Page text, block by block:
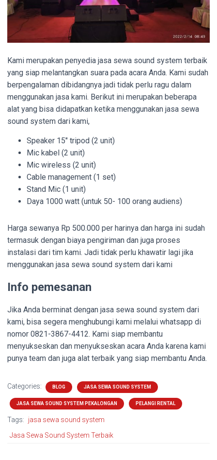
Kami merupakan penyedia jasa sewa sound system terbaik
yang siap melantangkan suara pada acara Anda. Kami sudah
berpengalaman dibidangnya jadi tidak perlu ragu dalam
menggunakan jasa kami. Berikut ini merupakan beberapa
alat yang bisa didapatkan ketika menggunakan jasa sewa
sound system dari kami,
Speaker 15″ tripod (2 unit)
Mic kabel (2 unit)
Mic wireless (2 unit)
Cable management (1 set)
Stand Mic (1 unit)
Daya 1000 watt (untuk 50- 100 orang audiens)
Harga sewanya Rp 500.000 per harinya dan harga ini sudah
termasuk dengan biaya pengiriman dan juga proses
instalasi dari tim kami. Jadi tidak perlu khawatir lagi jika
menggunakan jasa sewa sound system dari kami
Info pemesanan
Jika Anda berminat dengan jasa sewa sound system dari
kami, bisa segera menghubungi kami melalui whatsapp di
nomor 0821-3867-4412. Kami siap membantu
menyukseskan dan menyukseskan acara Anda karena kami
punya team dan juga alat terbaik yang siap membantu Anda.
Categories: BLOG JASA SEWA SOUND SYSTEM
JASA SEWA SOUND SYSTEM PEKALONGAN PELANGI RENTAL
Tags:
jasa sewa sound system
Jasa Sewa Sound System Terbaik